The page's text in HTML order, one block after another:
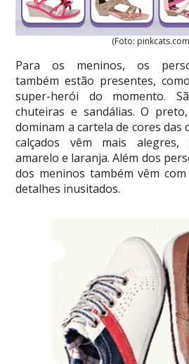
(Foto:
Para os meninos, os
também estão presentes,
super-herói do momento.
chuteiras e sandálias. O
dominam a cartela de cores das
calçados vêm mais alegres,
amarelo e laranja. Além dos
dos meninos também vêm
detalhes inusitados.